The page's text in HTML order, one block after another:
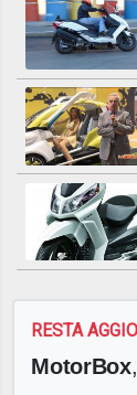
RESTA
MotorBox